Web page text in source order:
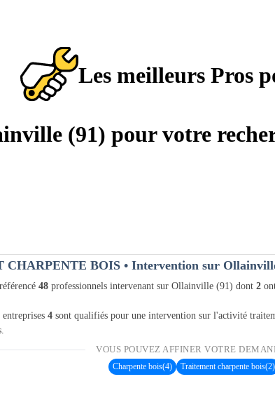
Les meilleurs Pros
(91) pour votre
CHARPENTE BOIS • Intervention sur
48 professionnels intervenant sur Ollainville (91) dont 2
4 sont qualifiés pour une intervention sur l'activité
VOUS POUVEZ AFFINER VOTRE
Charpente bois(4) Traitement charpente bois(2)